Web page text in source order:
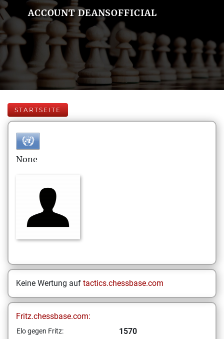
ACCOUNT DEANSOFFICIAL
STARTSEITE
None
Keine Wertung auf tactics.chessbase.com
Fritz.chessbase.com:
Elo gegen Fritz: 1570